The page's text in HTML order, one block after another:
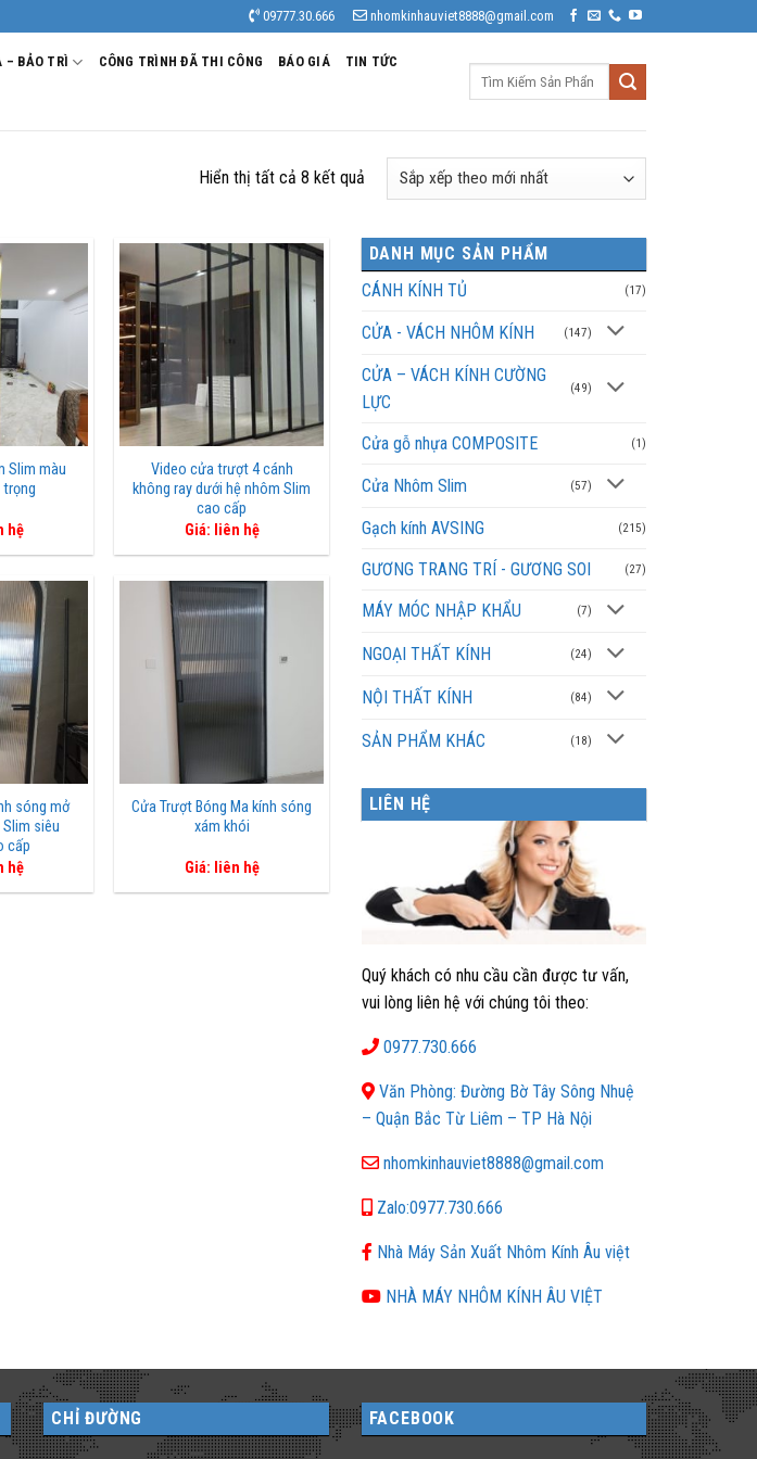
Nhôm kính uy tín, chất lượng. 09777.30.666 nhomkinhauviet8888@gmail.com
– BẢO TRÌ CÔNG TRÌNH ĐÃ THI CÔNG BÁO GIÁ TIN TỨC
Hiển thị tất cả 8 kết quảĐã
sắp
theo
mới
Slim màu
trọng
hệ
Video cửa trượt 4 cánh
không ray dưới hệ nhôm Slim
cao cấp
Giá: liên hệ
sóng mở
siêu
cấp
hệ
Cửa Trượt Bóng Ma kính sóng
xám khói
Giá: liên hệ
DANH MỤC SẢN PHẨM
CÁNH KÍNH TỦ
(17)
CỬA - VÁCH NHÔM KÍNH (147)
CỬA – VÁCH KÍNH CƯỜNG
LỰC
(49)
Cửa gỗ nhựa COMPOSITE (1)
Cửa Nhôm Slim (57)
Gạch kính AVSING (215)
GƯƠNG TRANG TRÍ - GƯƠNG SOI (27)
MÁY MÓC NHẬP KHẨU (7)
NGOẠI THẤT KÍNH (24)
NỘI THẤT KÍNH (84)
SẢN PHẨM KHÁC (18)
LIÊN HỆ
Quý khách có nhu cầu cần được tư vấn,
vui lòng liên hệ với chúng tôi theo:
0977.730.666
Văn Phòng: Đường Bờ Tây Sông Nhuệ
– Quận Bắc Từ Liêm – TP Hà Nội
nhomkinhauviet8888@gmail.com
Zalo:0977.730.666
Nhà Máy Sản Xuất Nhôm Kính Âu việt
NHÀ MÁY NHÔM KÍNH ÂU VIỆT
CHỈ ĐƯỜNG FACEBOOK